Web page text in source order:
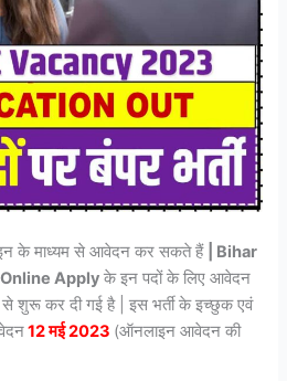
के माध्यम से आवेदन कर सकते हैं
| Bihar
Apply के इन पदों के लिए आवेदन
से शुरू कर दी गई है | इस भर्ती के इच्छुक एवं
12 मई 2023 (ऑनलाइन आवेदन की